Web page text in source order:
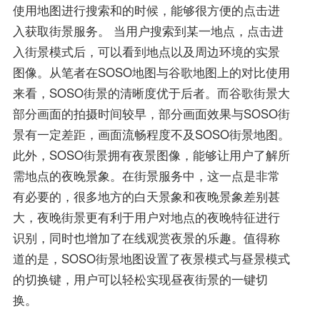
使用地图进行搜索和的时候，能够很方便的点击进
入获取街景服务。 当用户搜索到某一地点，点击进
入街景模式后，可以看到地点以及周边环境的实景
图像。从笔者在SOSO地图与谷歌地图上的对比使用
来看，SOSO街景的清晰度优于后者。而谷歌街景大
部分画面的拍摄时间较早，部分画面效果与SOSO街
景有一定差距，画面流畅程度不及SOSO街景地图。
此外，SOSO街景拥有夜景图像，能够让用户了解所
需地点的夜晚景象。在街景服务中，这一点是非常
有必要的，很多地方的白天景象和夜晚景象差别甚
大，夜晚街景更有利于用户对地点的夜晚特征进行
识别，同时也增加了在线观赏夜景的乐趣。值得称
道的是，SOSO街景地图设置了夜景模式与昼景模式
的切换键，用户可以轻松实现昼夜街景的一键切
换。